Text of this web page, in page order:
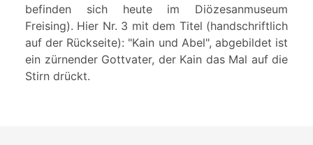
befinden sich heute im Diözesanmuseum
Freising). Hier Nr. 3 mit dem Titel (handschriftlich
auf der Rückseite): "Kain und Abel", abgebildet ist
ein zürnender Gottvater, der Kain das Mal auf die
Stirn drückt.